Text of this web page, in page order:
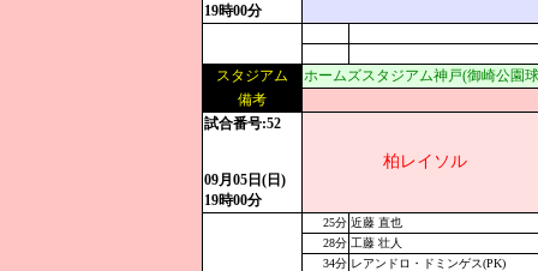
19時00分
スタジアム
ホームズスタジアム神戸(御崎公園
備考
試合番号:52
09月05日(日)
19時00分
柏レイソル
25分 近藤 直也
28分 工藤 壮人
34分 レアンドロ・ドミンゲス(PK)